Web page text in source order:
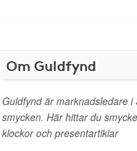
Om Guldfynd
Guldfynd är marknadsledare
smycken. Här hittar du
klockor och presentartiklar